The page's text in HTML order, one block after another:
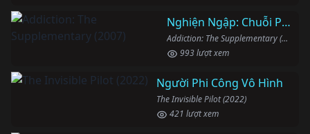
Nghiện Ngập: Chuỗi Phim Bổ Trợ
Addiction: The Supplementary (2007)
993 lượt xem
Người Phi Công Vô Hình
The Invisible Pilot (2022)
421 lượt xem